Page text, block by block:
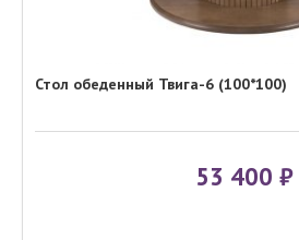
Стол обеденный Твига-6 (100*100)
53 400